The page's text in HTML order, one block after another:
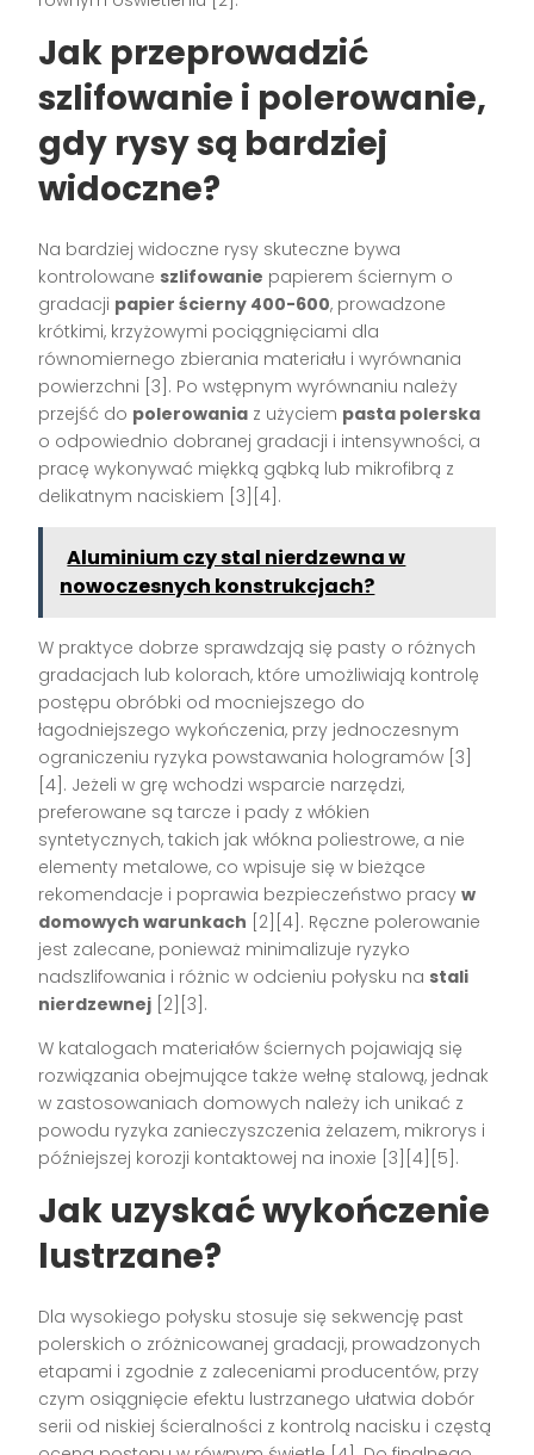
Jak przeprowadzić
szlifowanie i polerowanie,
gdy rysy są bardziej
widoczne?
Na bardziej widoczne rysy skuteczne bywa
kontrolowane szlifowanie papierem ściernym o
gradacji papier ścierny 400-600, prowadzone
krótkimi, krzyżowymi pociągnięciami dla
równomiernego zbierania materiału i wyrównania
powierzchni [3]. Po wstępnym wyrównaniu należy
przejść do polerowania z użyciem pasta polerska
o odpowiednio dobranej gradacji i intensywności, a
pracę wykonywać miękką gąbką lub mikrofibrą z
delikatnym naciskiem [3][4].
Aluminium czy stal nierdzewna w
nowoczesnych konstrukcjach?
W praktyce dobrze sprawdzają się pasty o różnych
gradacjach lub kolorach, które umożliwiają kontrolę
postępu obróbki od mocniejszego do
łagodniejszego wykończenia, przy jednoczesnym
ograniczeniu ryzyka powstawania hologramów [3]
[4]. Jeżeli w grę wchodzi wsparcie narzędzi,
preferowane są tarcze i pady z włókien
syntetycznych, takich jak włókna poliestrowe, a nie
elementy metalowe, co wpisuje się w bieżące
rekomendacje i poprawia bezpieczeństwo pracyw
domowych warunkach [2][4]. Ręczne polerowanie
jest zalecane, ponieważ minimalizuje ryzyko
nadszlifowania i różnic w odcieniu połysku na stali
nierdzewnej [2][3].
W katalogach materiałów ściernych pojawiają się
rozwiązania obejmujące także wełnę stalową, jednak
w zastosowaniach domowych należy ich unikać z
powodu ryzyka zanieczyszczenia żelazem, mikrorys i
późniejszej korozji kontaktowej na inoxie [3][4][5].
Jak uzyskać wykończenie
lustrzane?
Dla wysokiego połysku stosuje się sekwencję past
polerskich o zróżnicowanej gradacji, prowadzonych
etapami i zgodnie z zaleceniami producentów, przy
czym osiągnięcie efektu lustrzanego ułatwia dobór
serii od niskiej ścieralności z kontrolą nacisku i częstą